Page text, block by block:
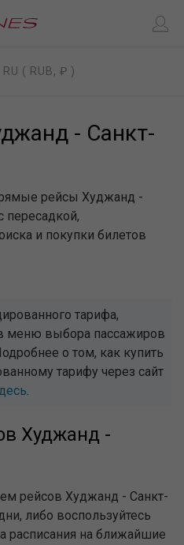
RU ( RUB, ₽ )
- Санкт-
рейсы Худжанд -
пересадкой,
и покупки билетов
тарифа,
в меню выбора пассажиров
о том, как купить
тарифу через сайт
.
Худжанд -
рейсов Худжанд - Санкт-
либо воспользуйтесь
расписания на ближайшие